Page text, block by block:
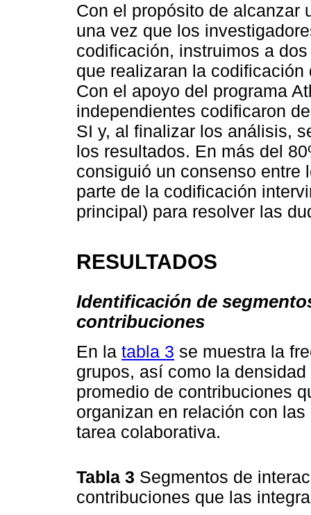
Con el propósito de alcanzar
una vez que los
codificación, instruimos a
que realizaran la
Con el apoyo del programa
independientes codificaron
SI y, al finalizar los análisis,
los resultados. En más del
consiguió un consenso entre
parte de la codificación
principal) para resolver las
RESULTADOS
Identificación de
contribuciones
En la tabla 3 se muestra la
grupos, así como la
promedio de contribuciones
organizan en relación con
tarea colaborativa.
Tabla 3 Segmentos de
contribuciones que las